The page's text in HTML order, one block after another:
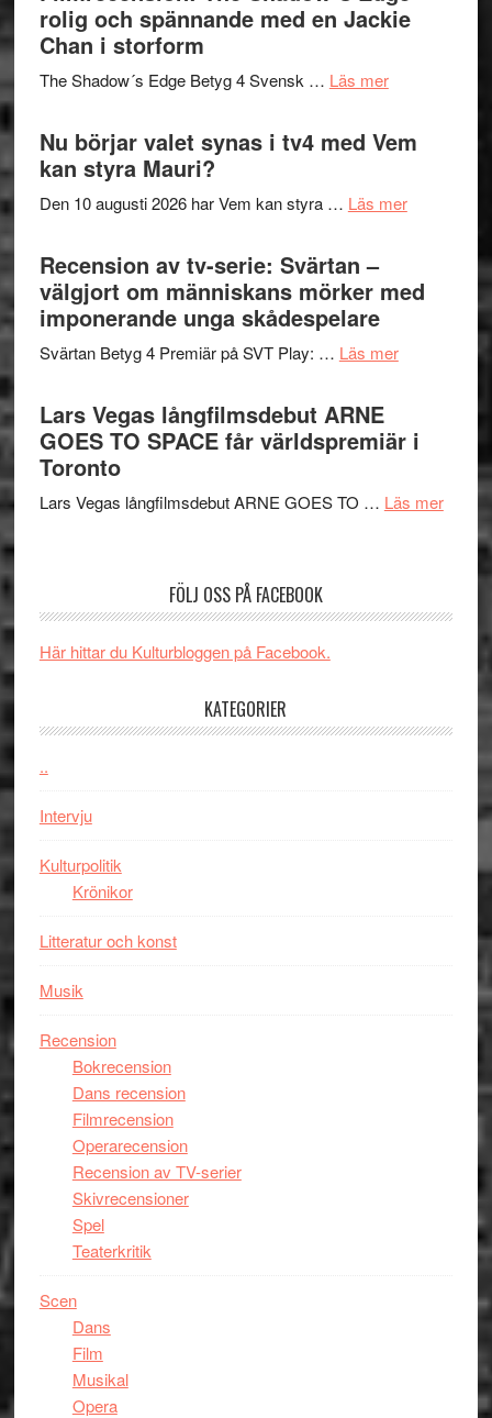
avslutar
in
till
och
rolig och spännande med en Jackie
Chan i storform
The Shadow´s Edge Betyg 4 Svensk … Läs merom
Shadow
Edge
och
en
i
Nu börjar valet synas i tv4 med Vem
kan styra Mauri?
Den 10 augusti 2026 har Vem kan styra … Läs merom
valet
synas
kan
Recension av tv-serie: Svärtan –
välgjort om människans mörker med
imponerande unga skådespelare
Svärtan Betyg 4 Premiär på SVT Play: … Läs merom
tv-
serie:
–
mörker
imponerande
Lars Vegas långfilmsdebut ARNE
GOES TO SPACE får världspremiär i
Toronto
Lars Vegas långfilmsdebut ARNE GOES TO … Läs merom
Vegas
GOES
FÖLJ OSS PÅ FACEBOOK
Här hittar du Kulturbloggen på Facebook.
KATEGORIER
..
Intervju
Kulturpolitik
Krönikor
Litteratur och konst
Musik
Recension
Bokrecension
Dans recension
Filmrecension
Operarecension
Recension av TV-serier
Skivrecensioner
Spel
Teaterkritik
Scen
Dans
Film
Musikal
Opera